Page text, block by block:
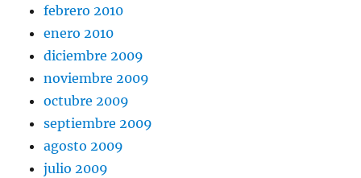
febrero 2010
enero 2010
diciembre 2009
noviembre 2009
octubre 2009
septiembre 2009
agosto 2009
julio 2009